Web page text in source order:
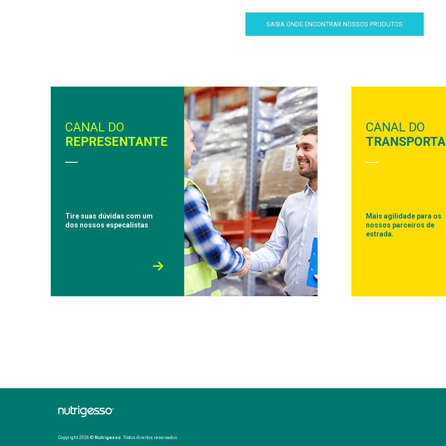
SAIBA ONDE ENCONTRAR NOSSOS PRODUTOS
CANAL DO
REPRESENTANTE
Tire suas dúvidas com um
dos nossos especalistas
CANAL DO
Mais agilidade para os
nossos parceiros de
estrada.
Copyright 2026 © Nutrigesso. Todos direitos reservados.